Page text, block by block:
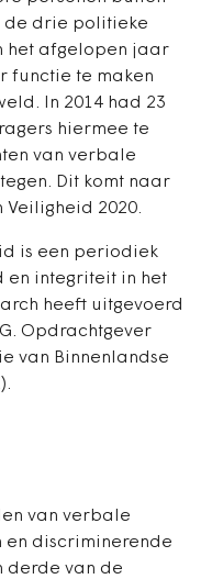
de drie politieke
het afgelopen jaar
functie te maken
In 2014 had 23
hiermee te
van verbale
Dit komt naar
2020.
is een periodiek
en integriteit in het
heeft uitgevoerd
Opdrachtgever
van Binnenlandse
van verbale
en discriminerende
derde van de